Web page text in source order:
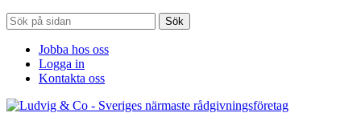
Sök
Jobba hos oss
Logga in
Kontakta oss